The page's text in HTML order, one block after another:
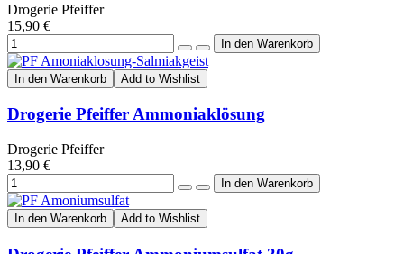
Drogerie Pfeiffer
15,90 €
In den Warenkorb Add to Wishlist
Drogerie Pfeiffer Ammoniaklösung
Drogerie Pfeiffer
13,90 €
In den Warenkorb Add to Wishlist